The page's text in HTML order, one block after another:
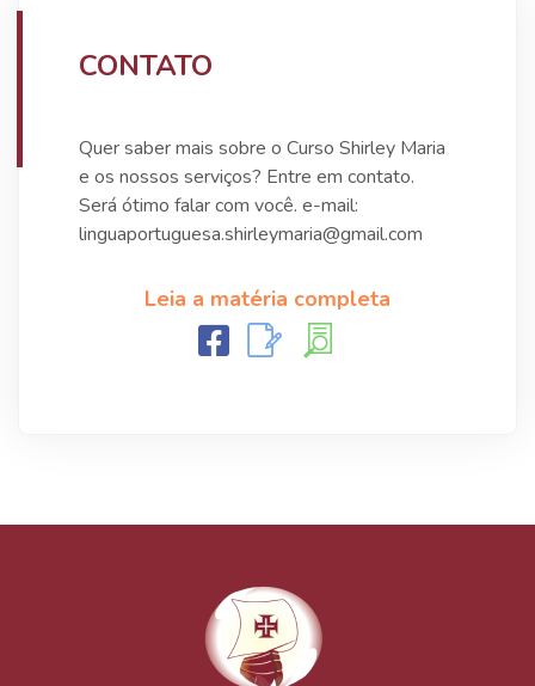
CONTATO
Quer saber mais sobre o Curso Shirley Maria
e os nossos serviços? Entre em contato.
Será ótimo falar com você. e-mail:
linguaportuguesa.shirleymaria@gmail.com
Leia a matéria completa